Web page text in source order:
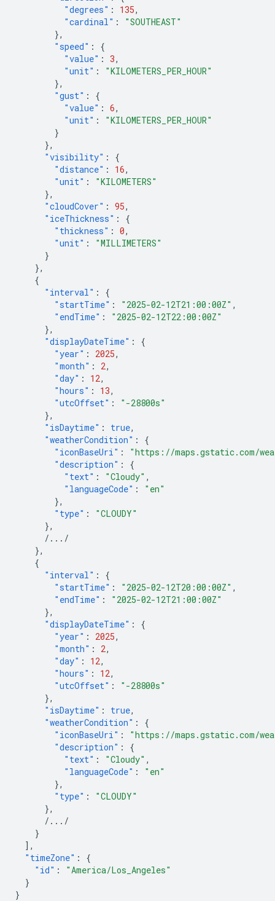
"degrees" : 135,
"cardinal" :
"SOUTHEAST"
},
"speed" :
{
"value" : 3,
"unit" :
"KILOMETERS_PER_HOUR"
},
"gust" :
{
"value" : 6,
"unit" :
"KILOMETERS_PER_HOUR"
}
},
"visibility" :
{
"distance" : 16,
"unit" :
"KILOMETERS"
},
"cloudCover" : 95,
"iceThickness" :
{
"thickness" : 0,
"unit" :
"MILLIMETERS"
}
},
{
"interval" :
{
"startTime" : "2025-02-12T21:00:00Z" ,
"endTime" :
"2025-02-12T22:00:00Z"
},
"displayDateTime" :
{
"year" : 2025,
"month" : 2,
"day" : 12,
"hours" : 13,
"utcOffset" :
"-28800s"
},
"isDaytime" : true,
"weatherCondition" :
{
"iconBaseUri" :
"https://maps.gstatic.com/
"description" :
{
"text" : "Cloudy" ,
"languageCode" :
"en"
},
"type" :
"CLOUDY"
},
/.../
},
{
"interval" :
{
"startTime" : "2025-02-12T20:00:00Z" ,
"endTime" :
"2025-02-12T21:00:00Z"
},
"displayDateTime" :
{
"year" : 2025,
"month" : 2,
"day" : 12,
"hours" : 12,
"utcOffset" :
"-28800s"
},
"isDaytime" : true,
"weatherCondition" :
{
"iconBaseUri" :
"https://maps.gstatic.com/
"description" :
{
"text" : "Cloudy" ,
"languageCode" :
"en"
},
"type" :
"CLOUDY"
},
/.../
}
],
"timeZone" :
{
"id" :
"America/Los_Angeles"
}
}